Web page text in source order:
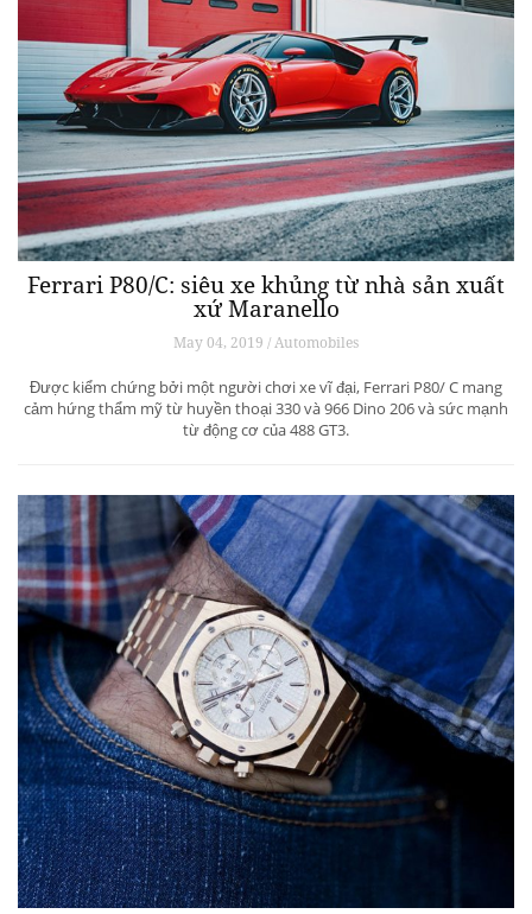
Ferrari P80/C: siêu xe khủng từ ​​nhà sản xuất
xứ Maranello
May 04, 2019 / Automobiles
Được kiểm chứng bởi một người chơi xe vĩ đại, Ferrari P80/ C mang
cảm hứng thẩm mỹ từ huyền thoại 330 và 966 Dino 206 và sức mạnh
từ động cơ của 488 GT3.